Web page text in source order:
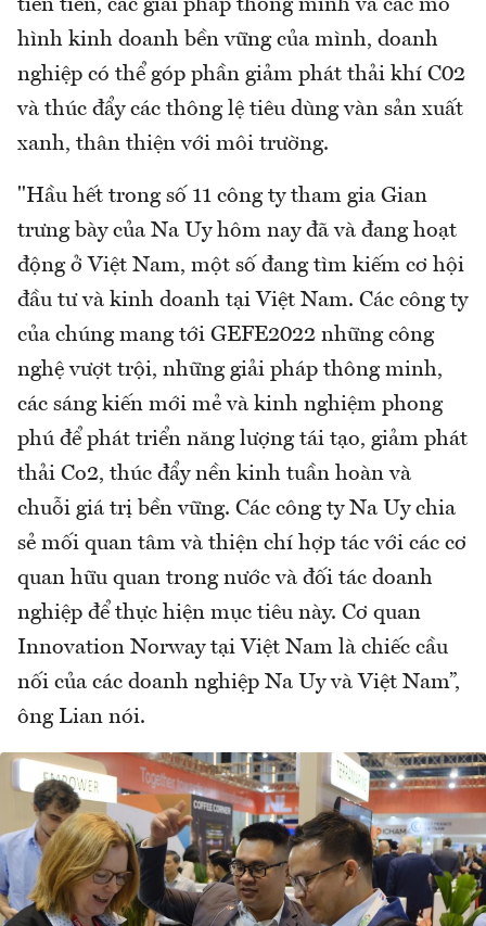
tiên tiến, các giải pháp thông minh và các mô
hình kinh doanh bền vững của mình, doanh
nghiệp có thể góp phần giảm phát thải khí C02
và thúc đẩy các thông lệ tiêu dùng vàn sản xuất
xanh, thân thiện với môi trường.
"Hầu hết trong số 11 công ty tham gia Gian
trưng bày của Na Uy hôm nay đã và đang hoạt
động ở Việt Nam, một số đang tìm kiếm cơ hội
đầu tư và kinh doanh tại Việt Nam. Các công ty
của chúng mang tới GEFE2022 những công
nghệ vượt trội, những giải pháp thông minh,
các sáng kiến mới mẻ và kinh nghiệm phong
phú để phát triển năng lượng tái tạo, giảm phát
thải Co2, thúc đẩy nền kinh tuần hoàn và
chuỗi giá trị bền vững. Các công ty Na Uy chia
sẻ mối quan tâm và thiện chí hợp tác với các cơ
quan hữu quan trong nước và đối tác doanh
nghiệp để thực hiện mục tiêu này. Cơ quan
Innovation Norway tại Việt Nam là chiếc cầu
nối của các doanh nghiệp Na Uy và Việt Nam”,
ông Lian nói.